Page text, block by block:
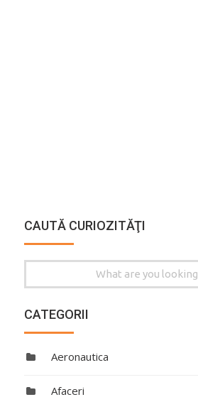
CAUTĂ CURIOZITĂŢI
for:
CATEGORII
Aeronautica
Afaceri